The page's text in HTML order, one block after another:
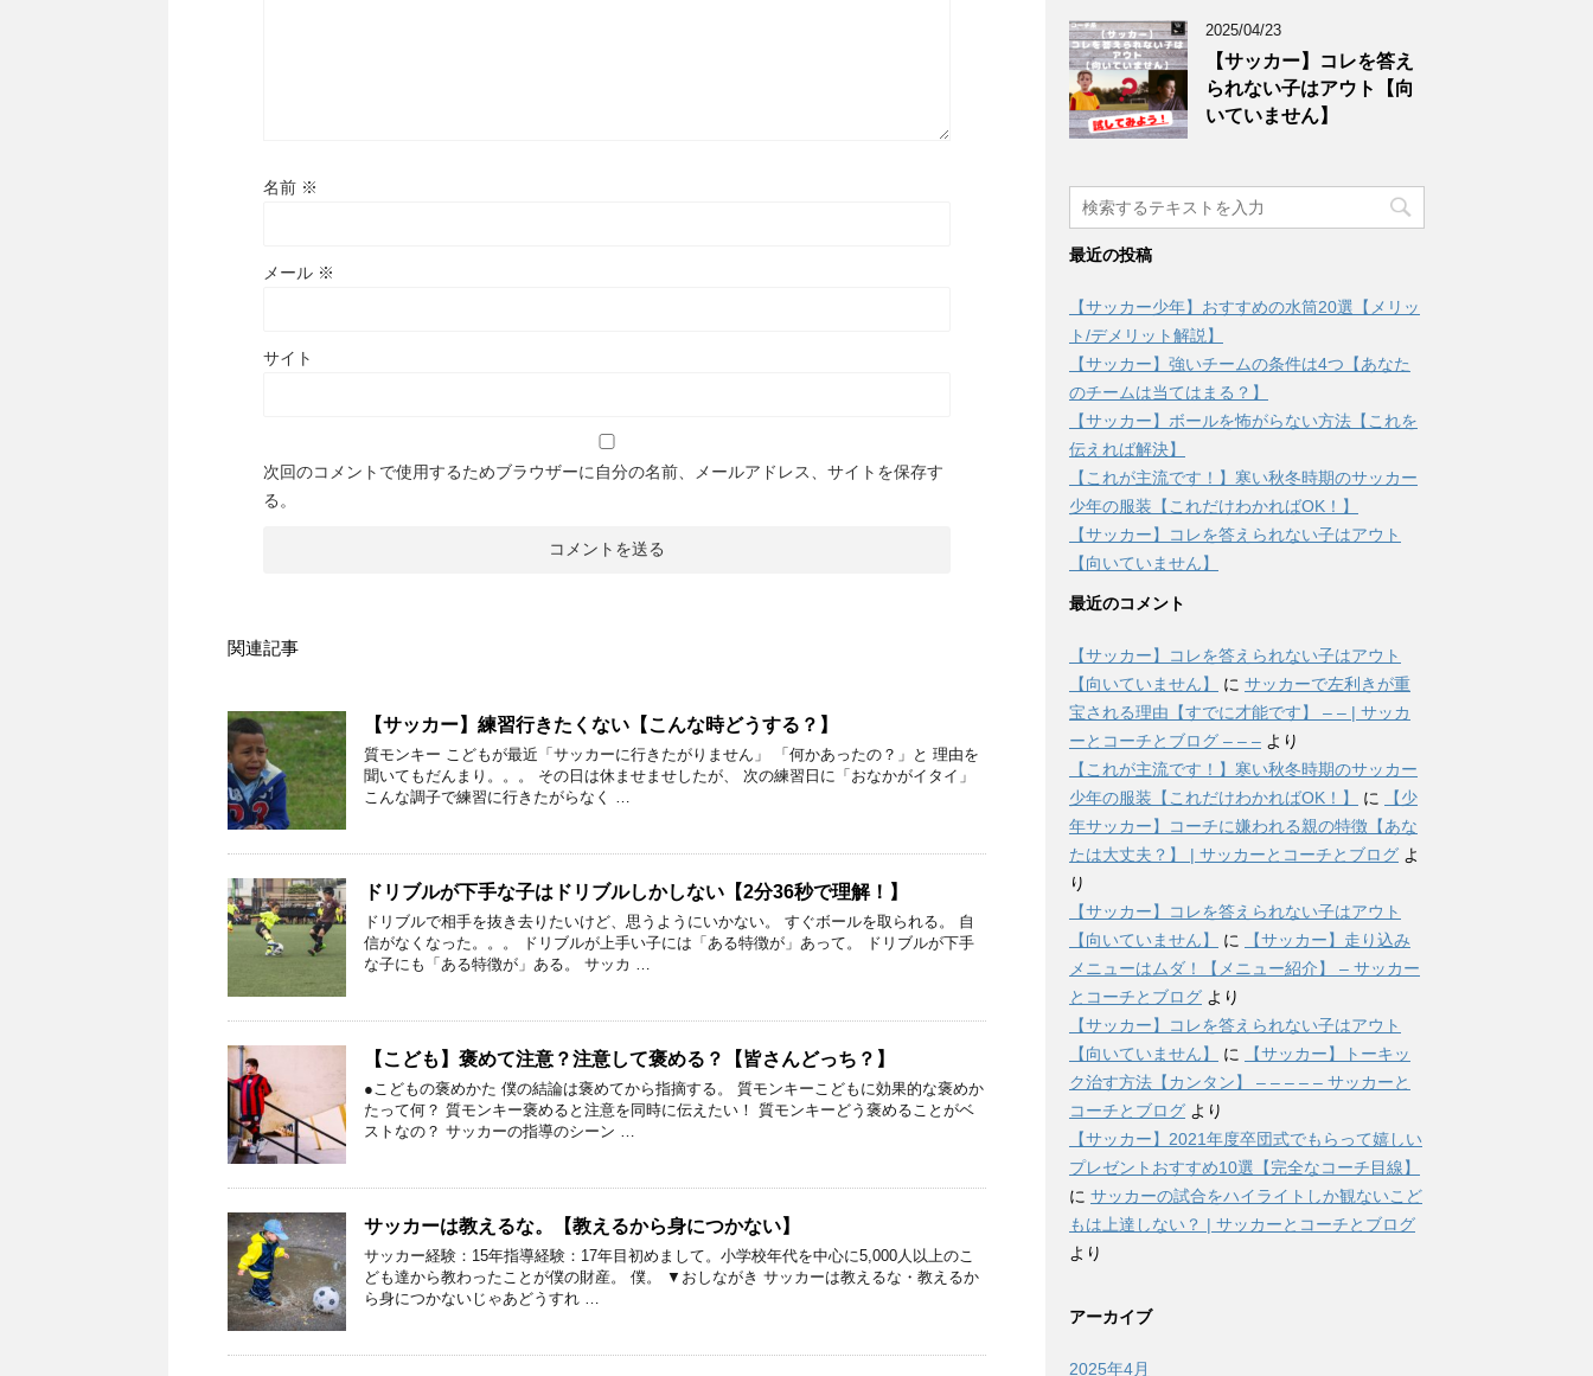
名前 ※
メール ※
サイト
次回のコメントで使用するためブラウザーに自分の名前、メールアドレス、サイトを保存す
る。
関連記事
【サッカー】練習行きたくない【こんな時どうする？】
質モンキー こどもが最近「サッカーに行きたがりません」 「何かあったの？」と 理由を
聞いてもだんまり。。。 その日は休ませませしたが、 次の練習日に「おなかがイタイ」
こんな調子で練習に行きたがらなく …
ドリブルが下手な子はドリブルしかしない【2分36秒で理解！】
ドリブルで相手を抜き去りたいけど、思うようにいかない。 すぐボールを取られる。 自
信がなくなった。。。 ドリブルが上手い子には「ある特徴が」あって。 ドリブルが下手
な子にも「ある特徴が」ある。 サッカ …
【こども】褒めて注意？注意して褒める？【皆さんどっち？】
●こどもの褒めかた 僕の結論は褒めてから指摘する。 質モンキーこどもに効果的な褒めか
たって何？ 質モンキー褒めると注意を同時に伝えたい！ 質モンキーどう褒めることがベ
ストなの？ サッカーの指導のシーン …
サッカーは教えるな。【教えるから身につかない】
サッカー経験：15年指導経験：17年目初めまして。小学校年代を中心に5,000人以上のこ
ども達から教わったことが僕の財産。 僕。 ▼おしながき サッカーは教えるな・教えるか
ら身につかないじゃあどうすれ …
2025/04/23
【サッカー】コレを答え
られない子はアウト【向
いていません】
最近の投稿
【サッカー少年】おすすめの水筒20選【メリッ
ト/デメリット解説】
【サッカー】強いチームの条件は4つ【あなた
のチームは当てはまる？】
【サッカー】ボールを怖がらない方法【これを
伝えれば解決】
【これが主流です！】寒い秋冬時期のサッカー
少年の服装【これだけわかればOK！】
【サッカー】コレを答えられない子はアウト
【向いていません】
最近のコメント
【サッカー】コレを答えられない子はアウト
【向いていません】
に サッカーで左利きが重
宝される理由【すでに才能です】 – – | サッカ
ーとコーチとブログ – – – より
【これが主流です！】寒い秋冬時期のサッカー
少年の服装【これだけわかればOK！】
に
【少
年サッカー】コーチに嫌われる親の特徴【あな
たは大丈夫？】 | サッカーとコーチとブログ よ
り
【サッカー】コレを答えられない子はアウト
【向いていません】
に
【サッカー】走り込み
メニューはムダ！【メニュー紹介】 – サッカー
とコーチとブログ より
【サッカー】コレを答えられない子はアウト
【向いていません】
に
【サッカー】トーキッ
ク治す方法【カンタン】 – – – – – サッカーと
コーチとブログ より
【サッカー】2021年度卒団式でもらって嬉しい
プレゼントおすすめ10選【完全なコーチ目線】
に サッカーの試合をハイライトしか観ないこど
もは上達しない？ | サッカーとコーチとブログ
より
アーカイブ
2025年4月